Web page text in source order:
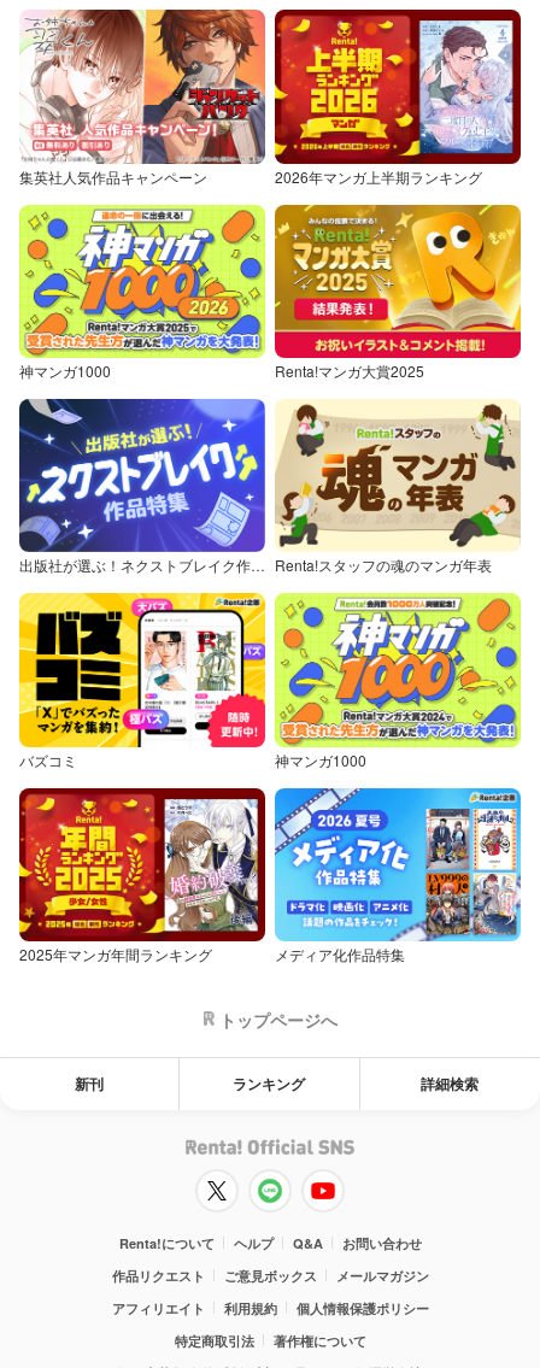
集英社人気作品キャンペーン 2026年マンガ上半期ランキング
神マンガ1000 Renta!マンガ大賞2025
出版社が選ぶ！ネクストブレイク作品特集 Renta!スタッフの魂のマンガ年表
バズコミ 神マンガ1000
2025年マンガ年間ランキング メディア化作品特集
トップページへ
新刊 ランキング 詳細検索
Renta!について ヘルプ Q&A
お問い合わせ
作品リクエスト
ご意見ボックス
メールマガジン
アフィリエイト
利用規約
個人情報保護ポリシー
特定商取引法
著作権について